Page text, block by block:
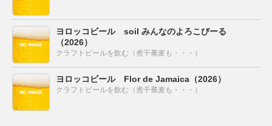
ヨロッコビール soil みんなのよろこびーる
（2026）
クラフトビールを飲む（煮干蕎麦も・・・）
ヨロッコビール Flor de Jamaica（2026）
クラフトビールを飲む（煮干蕎麦も・・・）